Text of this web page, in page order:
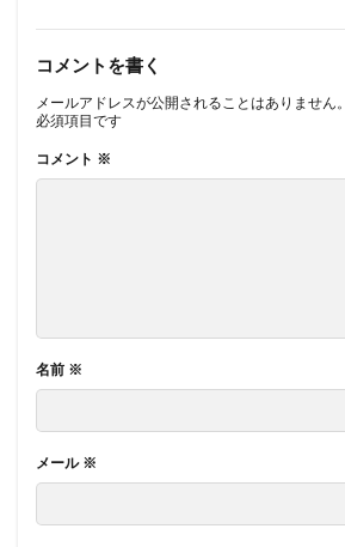
コメントを書く
メールアドレスが公開されることはありません。
必須項目です
コメント ※
名前 ※
メール ※